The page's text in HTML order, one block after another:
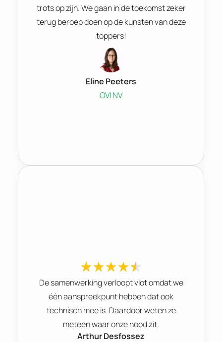
trots op zijn. We gaan in de toekomst zeker
terug beroep doen op de kunsten van deze
toppers!
Eline Peeters
OVI NV
De samenwerking verloopt vlot omdat we
één aanspreekpunt hebben dat ook
technisch mee is. Daardoor weten ze
meteen waar onze nood zit.
Arthur Desfossez